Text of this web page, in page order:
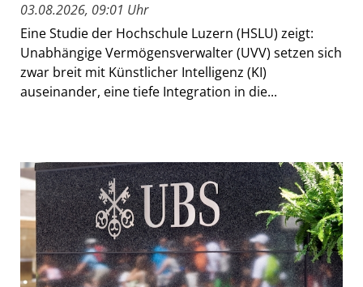
03.08.2026, 09:01 Uhr
Eine Studie der Hochschule Luzern (HSLU) zeigt:
Unabhängige Vermögensverwalter (UVV) setzen sich
zwar breit mit Künstlicher Intelligenz (KI)
auseinander, eine tiefe Integration in die...